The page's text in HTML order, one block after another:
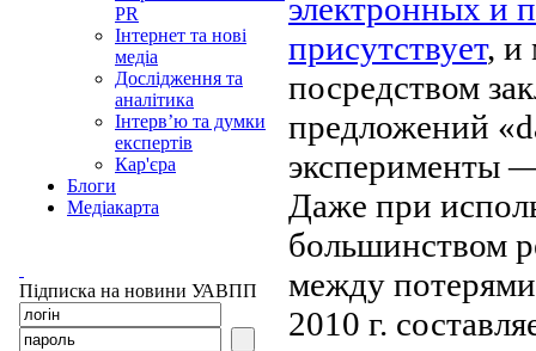
PR
Інтернет та нові
медіа
Дослідження та
аналітика
Інтерв’ю та думки
експертів
Кар'єра
Блоги
Медіакарта
Підписка на новини УАВПП
электронных и
присутствует, и
посредством
предложений
эксперименты
Даже при
большинством
между
2010 г.